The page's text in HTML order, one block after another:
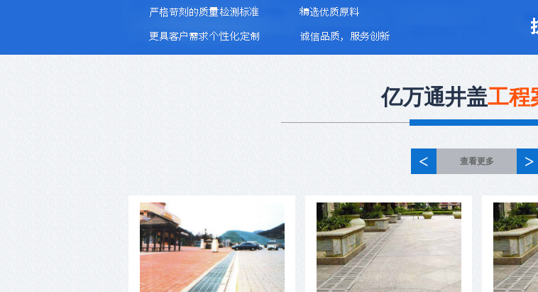
亿万通井盖工程
< 查看更多 >
井盖模具必须具备六大性能
1、耐蚀性有些井盖模具如塑料模在工作
时，由于塑料中存在氯、氟等元素，受热后
分解析出HCI、HF等强侵蚀性气体，侵蚀模